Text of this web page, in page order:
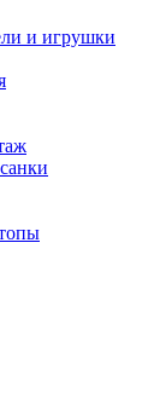
и игрушки